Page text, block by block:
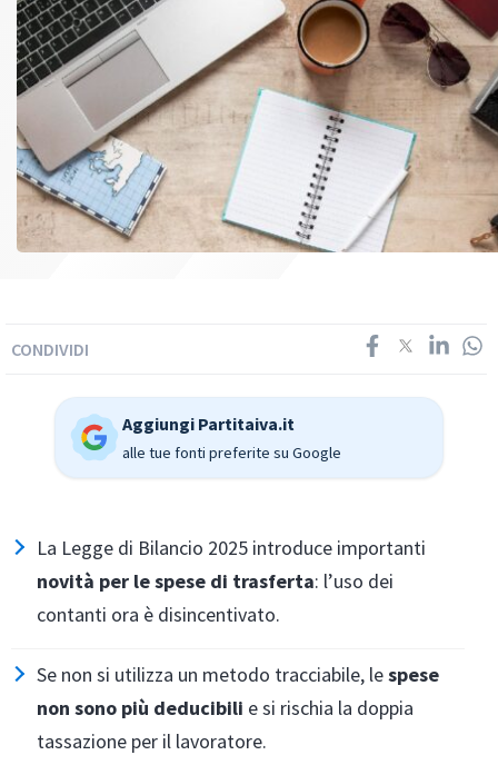
CONDIVIDI
Aggiungi Partitaiva.it
alle tue fonti preferite su Google
La Legge di Bilancio 2025 introduce importanti
novità per le spese di trasferta: l’uso dei
contanti ora è disincentivato.
Se non si utilizza un metodo tracciabile, lespese
non sono più deducibili e si rischia la doppia
tassazione per il lavoratore.